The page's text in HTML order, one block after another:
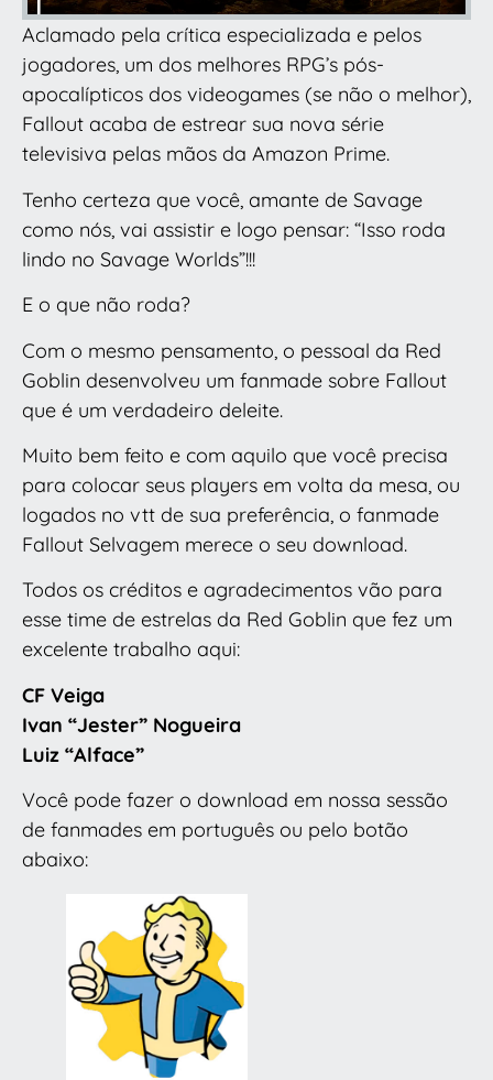
Aclamado pela crítica especializada e pelos
jogadores, um dos melhores RPG’s pós-
apocalípticos dos videogames (se não o melhor),
Fallout acaba de estrear sua nova série
televisiva pelas mãos da Amazon Prime.
Tenho certeza que você, amante de Savage
como nós, vai assistir e logo pensar: “Isso roda
lindo no Savage Worlds”!!!
E o que não roda?
Com o mesmo pensamento, o pessoal da Red
Goblin desenvolveu um fanmade sobre Fallout
que é um verdadeiro deleite.
Muito bem feito e com aquilo que você precisa
para colocar seus players em volta da mesa, ou
logados no vtt de sua preferência, o fanmade
Fallout Selvagem merece o seu download.
Todos os créditos e agradecimentos vão para
esse time de estrelas da Red Goblin que fez um
excelente trabalho aqui:
CF Veiga
Ivan “Jester” Nogueira
Luiz “Alface”
Você pode fazer o download em nossa sessão
de fanmades em português ou pelo botão
abaixo: